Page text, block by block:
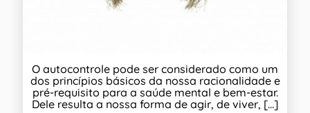
O autocontrole pode ser considerado como um
dos princípios básicos da nossa racionalidade e
pré-requisito para a saúde mental e bem-estar.
Dele resulta a nossa forma de agir, de viver, [...]